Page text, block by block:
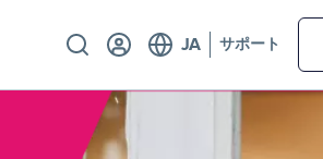
Utility サポート